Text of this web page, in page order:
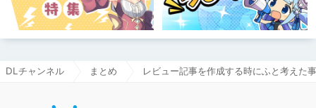
DLチャンネル まとめ レビュー記事を作成する時にふと考えた